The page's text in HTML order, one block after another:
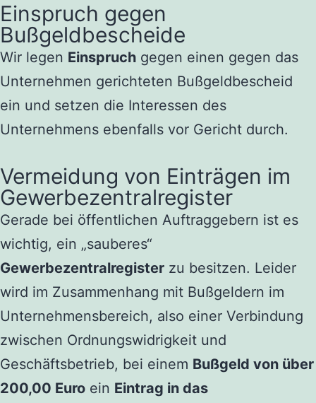
Einspruch gegen
Bußgeldbescheide
Wir legen Einspruch gegen einen gegen das
Unternehmen gerichteten Bußgeldbescheid
ein und setzen die Interessen des
Unternehmens ebenfalls vor Gericht durch.
Vermeidung von Einträgen im
Gewerbezentralregister
Gerade bei öffentlichen Auftraggebern ist es
wichtig, ein „sauberes“
Gewerbezentralregister zu besitzen. Leider
wird im Zusammenhang mit Bußgeldern im
Unternehmensbereich, also einer Verbindung
zwischen Ordnungswidrigkeit und
Geschäftsbetrieb, bei einem Bußgeld von über
200,00 Euro ein Eintrag in das